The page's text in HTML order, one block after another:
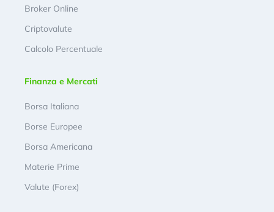
Broker Online
Criptovalute
Calcolo Percentuale
Finanza e Mercati
Borsa Italiana
Borse Europee
Borsa Americana
Materie Prime
Valute (Forex)